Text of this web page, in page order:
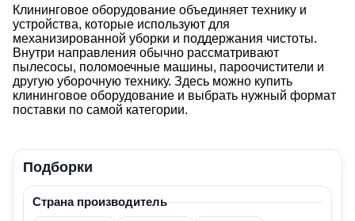
Клининговое оборудование
Клининговое оборудование объединяет технику и
устройства, которые используют для
механизированной уборки и поддержания чистоты.
Внутри направления обычно рассматривают
пылесосы, поломоечные машины, пароочистители и
другую уборочную технику. Здесь можно купить
клининговое оборудование и выбрать нужный формат
поставки по самой категории.
Подборки
Страна производитель